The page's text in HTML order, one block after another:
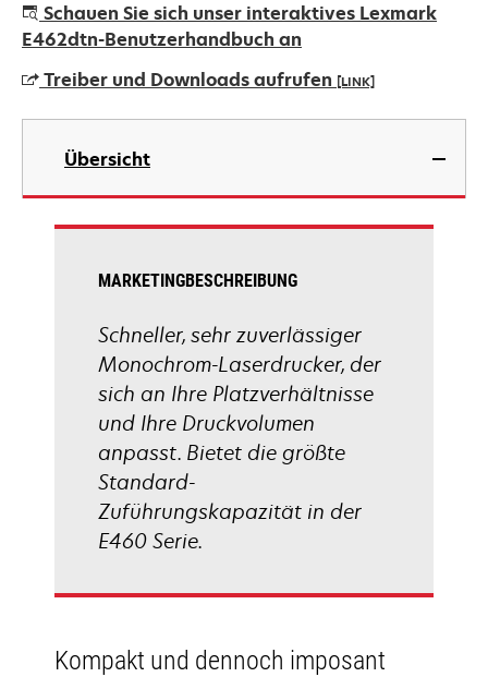
Schauen Sie sich unser interaktives Lexmark
E462dtn-Benutzerhandbuch an
Treiber und Downloads aufrufen [LINK]
wird
einer
neuen
Registerkarte
Übersicht
MARKETINGBESCHREIBUNG
Schneller, sehr zuverlässiger
Monochrom-Laserdrucker, der
sich an Ihre Platzverhältnisse
und Ihre Druckvolumen
anpasst. Bietet die größte
Standard-
Zuführungskapazität in der
E460 Serie.
Kompakt und dennoch imposant